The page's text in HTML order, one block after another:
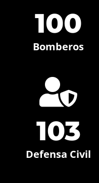
100
Bomberos

103
Defensa Civil